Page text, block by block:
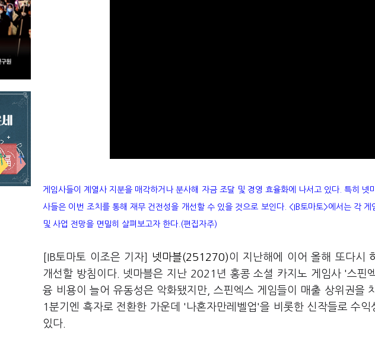
게임사들이 계열사 지분을 매각하거나 분사해 자금 조달 및 경영 효율화에 나서고 있다. 특히
사들은 이번 조치를 통해 재무 건전성을 개선할 수 있을 것으로 보인다. <IB토마토>에서는 각
및 사업 전망을 면밀히 살펴보고자 한다.(편집자주)
[IB토마토 이조은 기자] 넷마블(251270)이 지난해에 이어 올해 또다시
개선할 방침이다. 넷마블은 지난 2021년 홍콩 소셜 카지노 게임사 '스핀
융 비용이 늘어 유동성은 악화됐지만, 스핀엑스 게임들이 매출 상위권을
1분기엔 흑자로 전환한 가운데 '나혼자만레벨업'을 비롯한 신작들로 수
있다.